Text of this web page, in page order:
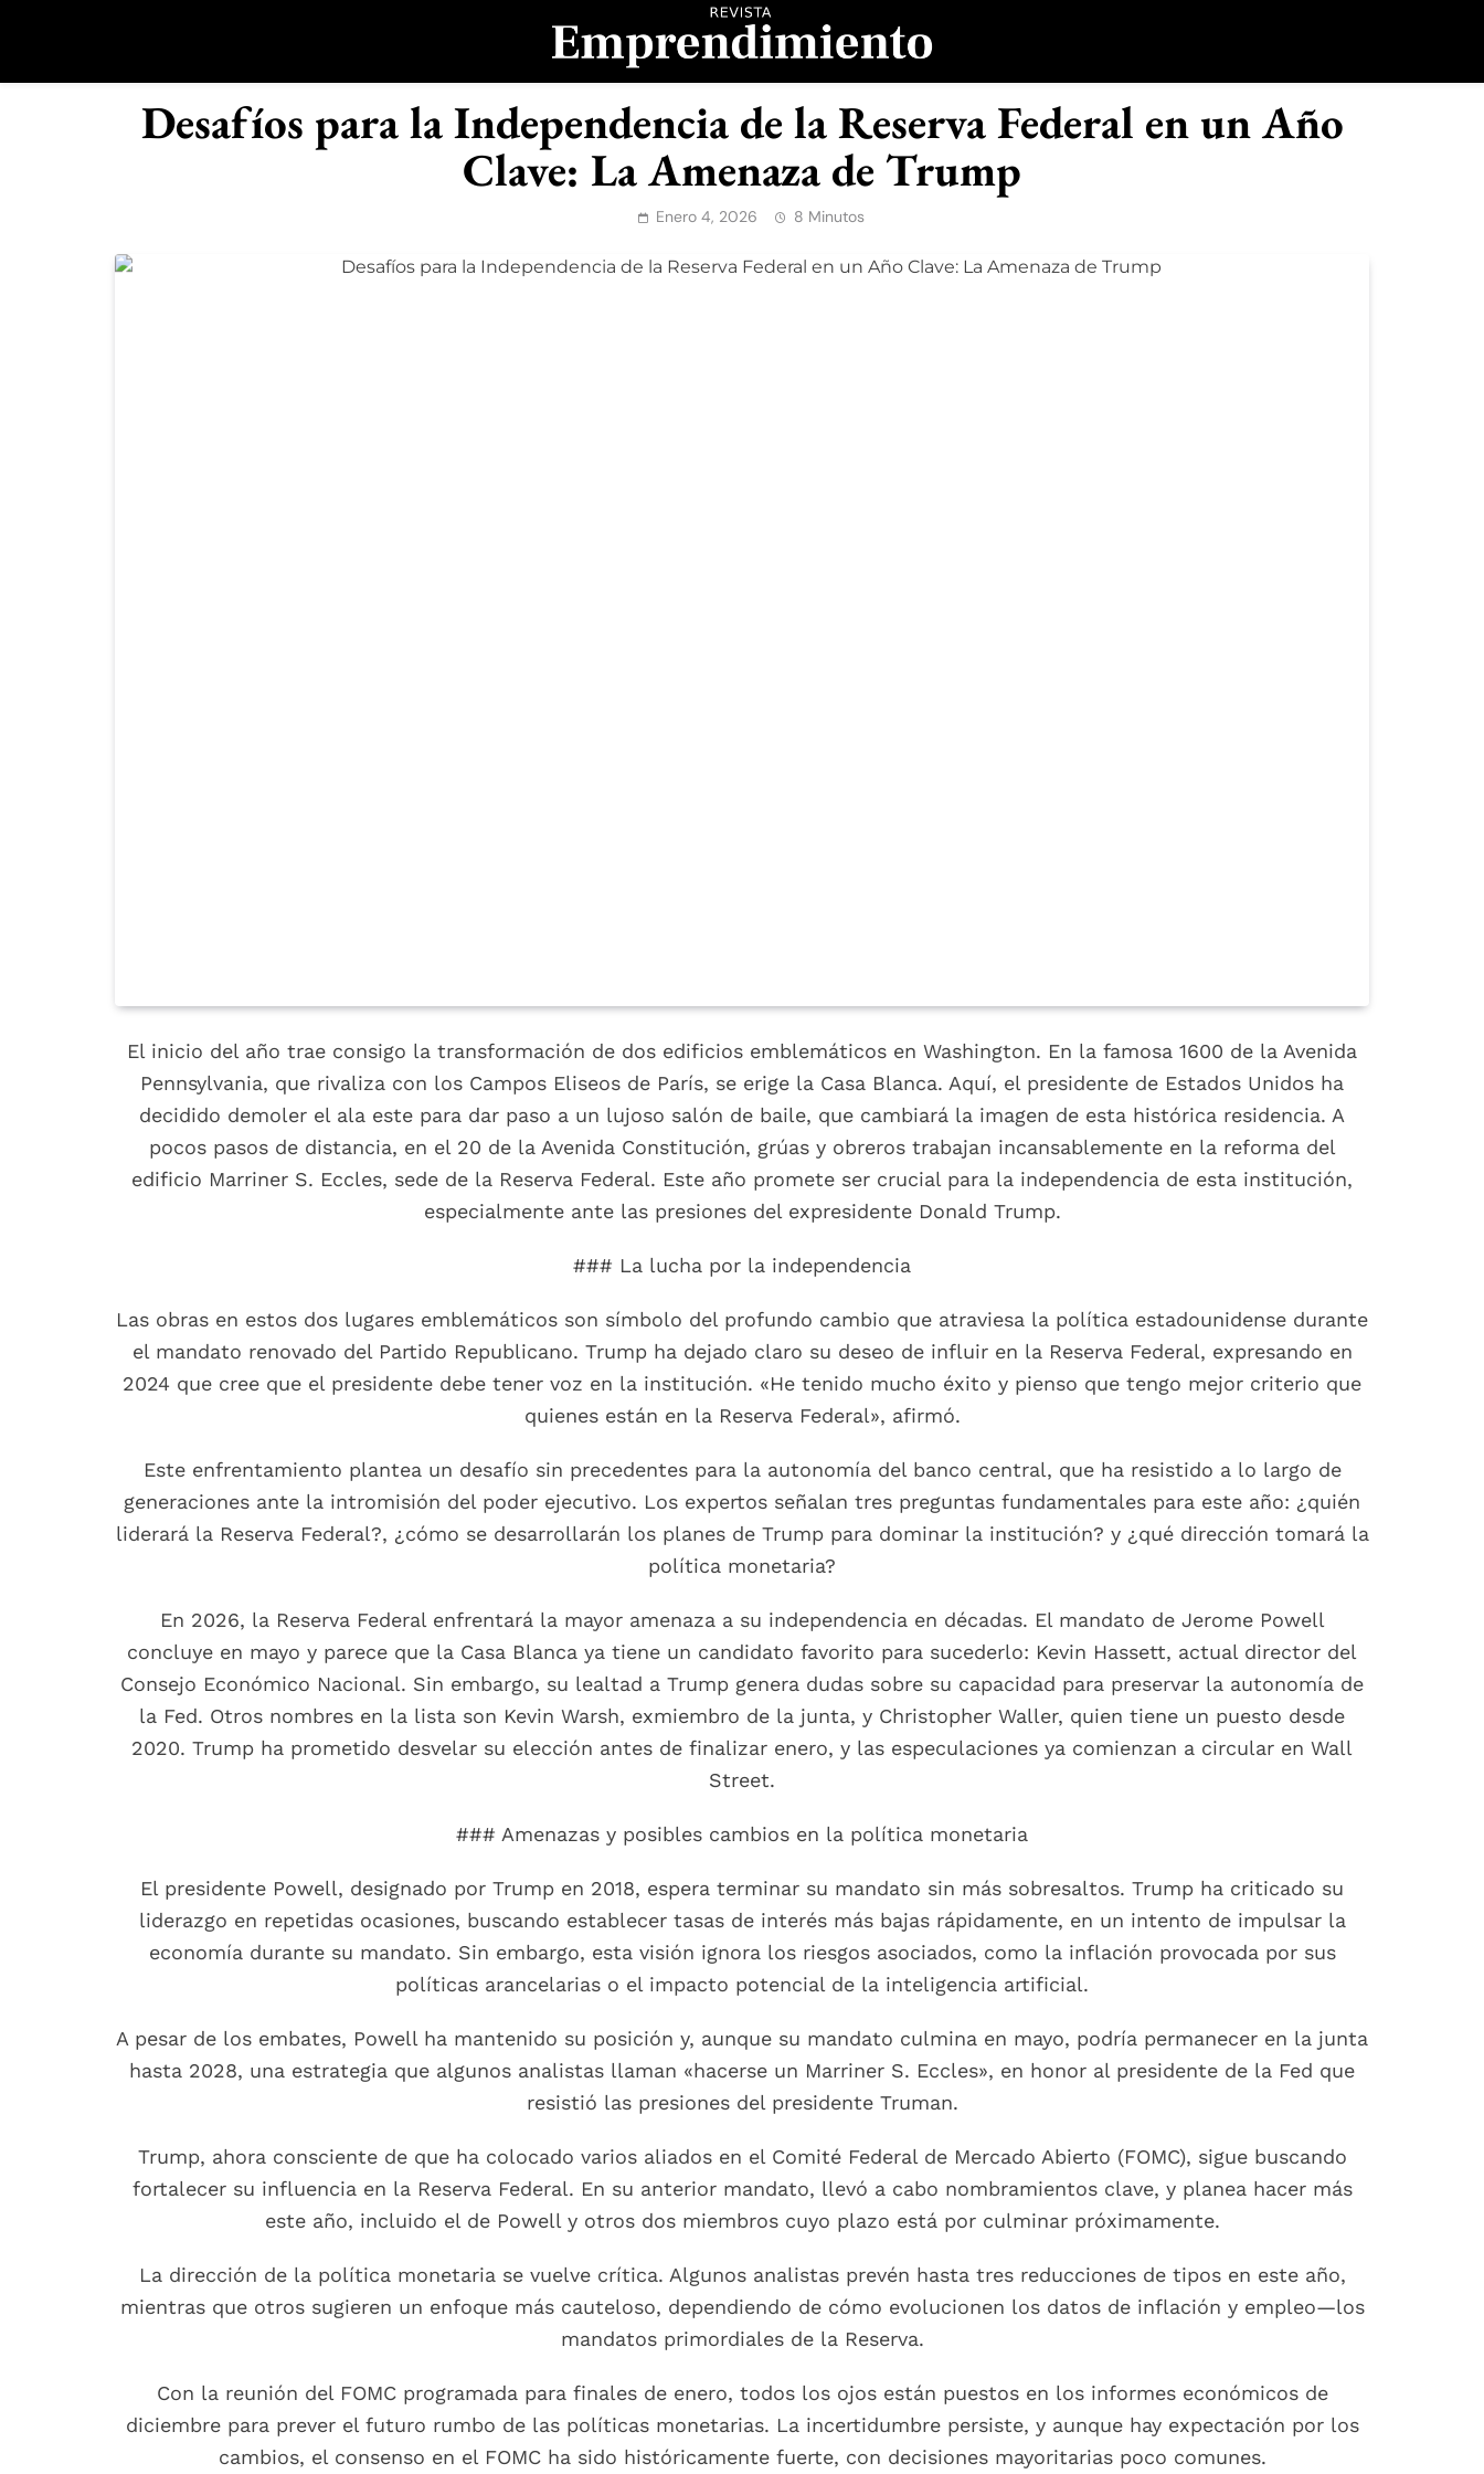
Revista Emprendimiento
Desafíos para la Independencia de la Reserva Federal en un Año
Clave: La Amenaza de Trump
Enero 4, 2026 8 Minutos
El inicio del año trae consigo la transformación de dos edificios emblemáticos en Washington. En la famosa 1600 de la Avenida
Pennsylvania, que rivaliza con los Campos Eliseos de París, se erige la Casa Blanca. Aquí, el presidente de Estados Unidos ha
decidido demoler el ala este para dar paso a un lujoso salón de baile, que cambiará la imagen de esta histórica residencia. A
pocos pasos de distancia, en el 20 de la Avenida Constitución, grúas y obreros trabajan incansablemente en la reforma del
edificio Marriner S. Eccles, sede de la Reserva Federal. Este año promete ser crucial para la independencia de esta institución,
especialmente ante las presiones del expresidente Donald Trump.
### La lucha por la independencia
Las obras en estos dos lugares emblemáticos son símbolo del profundo cambio que atraviesa la política estadounidense durante
el mandato renovado del Partido Republicano. Trump ha dejado claro su deseo de influir en la Reserva Federal, expresando en
2024 que cree que el presidente debe tener voz en la institución. «He tenido mucho éxito y pienso que tengo mejor criterio que
quienes están en la Reserva Federal», afirmó.
Este enfrentamiento plantea un desafío sin precedentes para la autonomía del banco central, que ha resistido a lo largo de
generaciones ante la intromisión del poder ejecutivo. Los expertos señalan tres preguntas fundamentales para este año: ¿quién
liderará la Reserva Federal?, ¿cómo se desarrollarán los planes de Trump para dominar la institución? y ¿qué dirección tomará la
política monetaria?
En 2026, la Reserva Federal enfrentará la mayor amenaza a su independencia en décadas. El mandato de Jerome Powell
concluye en mayo y parece que la Casa Blanca ya tiene un candidato favorito para sucederlo: Kevin Hassett, actual director del
Consejo Económico Nacional. Sin embargo, su lealtad a Trump genera dudas sobre su capacidad para preservar la autonomía de
la Fed. Otros nombres en la lista son Kevin Warsh, exmiembro de la junta, y Christopher Waller, quien tiene un puesto desde
2020. Trump ha prometido desvelar su elección antes de finalizar enero, y las especulaciones ya comienzan a circular en Wall
Street.
### Amenazas y posibles cambios en la política monetaria
El presidente Powell, designado por Trump en 2018, espera terminar su mandato sin más sobresaltos. Trump ha criticado su
liderazgo en repetidas ocasiones, buscando establecer tasas de interés más bajas rápidamente, en un intento de impulsar la
economía durante su mandato. Sin embargo, esta visión ignora los riesgos asociados, como la inflación provocada por sus
políticas arancelarias o el impacto potencial de la inteligencia artificial.
A pesar de los embates, Powell ha mantenido su posición y, aunque su mandato culmina en mayo, podría permanecer en la junta
hasta 2028, una estrategia que algunos analistas llaman «hacerse un Marriner S. Eccles», en honor al presidente de la Fed que
resistió las presiones del presidente Truman.
Trump, ahora consciente de que ha colocado varios aliados en el Comité Federal de Mercado Abierto (FOMC), sigue buscando
fortalecer su influencia en la Reserva Federal. En su anterior mandato, llevó a cabo nombramientos clave, y planea hacer más
este año, incluido el de Powell y otros dos miembros cuyo plazo está por culminar próximamente.
La dirección de la política monetaria se vuelve crítica. Algunos analistas prevén hasta tres reducciones de tipos en este año,
mientras que otros sugieren un enfoque más cauteloso, dependiendo de cómo evolucionen los datos de inflación y empleo—los
mandatos primordiales de la Reserva.
Con la reunión del FOMC programada para finales de enero, todos los ojos están puestos en los informes económicos de
diciembre para prever el futuro rumbo de las políticas monetarias. La incertidumbre persiste, y aunque hay expectación por los
cambios, el consenso en el FOMC ha sido históricamente fuerte, con decisiones mayoritarias poco comunes.